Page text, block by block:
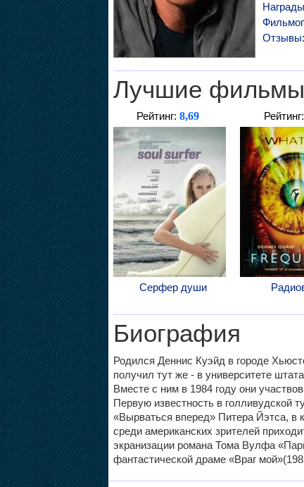
Отзывы:
Лучшие
Рейтинг: 8,69
Серфер души
Рейтинг:
Биография
Родился Деннис Куэйд в городе
получил тут же - в университете
Вместе с ним в 1984 году они
Первую известность в голливудской
«Вырваться вперед» Питера Йэтса, в
среди американских зрителей
экранизации романа Тома Вулфа
фантастической драме «Враг